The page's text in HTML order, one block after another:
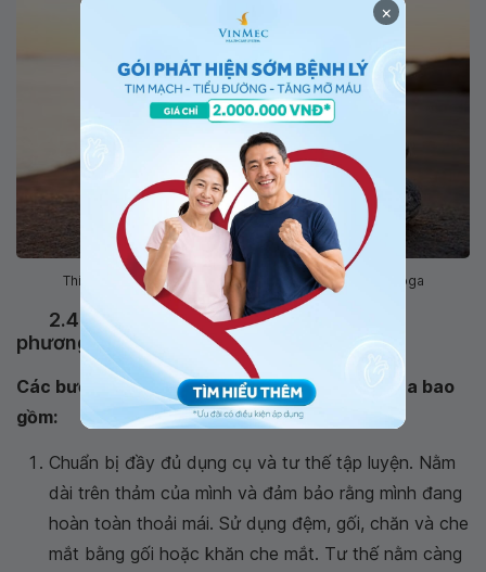
Thiền định là một trong nhưng tư thế thư giãn sau tập yoga
2.4. Thư giãn sau buổi tập yoga bằng
phương pháp Savasana
Các bước để thực hiện những tư thế savasana bao
gồm:
Chuẩn bị đầy đủ dụng cụ và tư thế tập luyện. Nằm
dài trên thảm của mình và đảm bảo rằng mình đang
hoàn toàn thoải mái. Sử dụng đệm, gối, chăn và che
mắt bằng gối hoặc khăn che mắt. Tư thế nằm càng
×